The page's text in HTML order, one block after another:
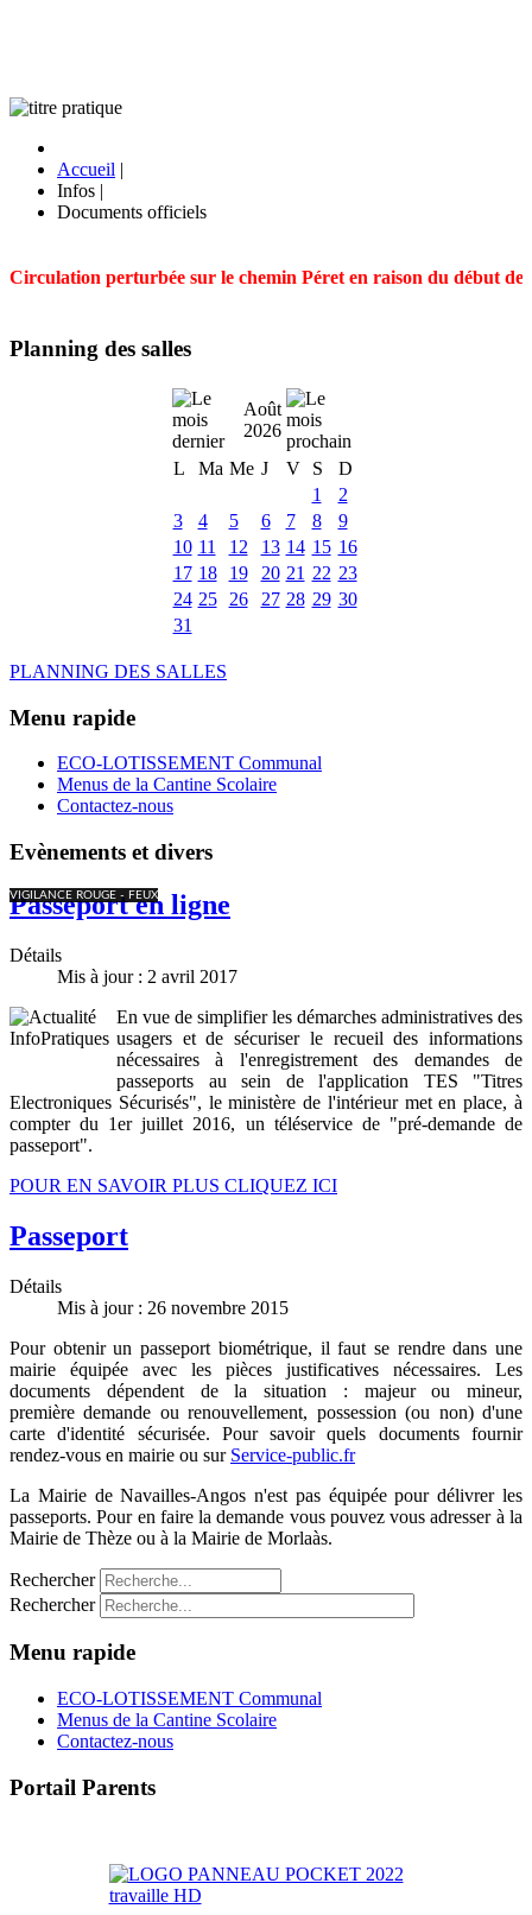
Accueil |
Infos |
Documents officiels
Circulation perturbée sur le chemin Péret en raison du début
Planning des salles
Août
2026
L
Ma Me J V S
D
1
2
3
4 5 6 7 8
9
10 11 12 13 14 15 16
17 18 19 20 21 22 23
24 25 26 27 28 29 30
31
PLANNING DES SALLES
Menu rapide
ECO-LOTISSEMENT Communal
Menus de la Cantine Scolaire
Contactez-nous
Evènements et divers
VIGILANCE ROUGE - FEUX
Passeport en ligne
Détails
Mis à jour : 2 avril 2017
En vue de simplifier les démarches administratives des
usagers et de sécuriser le recueil des informations
nécessaires à l'enregistrement des demandes de
passeports au sein de l'application TES "Titres
Electroniques Sécurisés", le ministère de l'intérieur met en place, à
compter du 1er juillet 2016, un téléservice de "pré-demande de
passeport".
POUR EN SAVOIR PLUS CLIQUEZ ICI
Passeport
Détails
Mis à jour : 26 novembre 2015
Pour obtenir un passeport biométrique, il faut se rendre dans une
mairie équipée avec les pièces justificatives nécessaires. Les
documents dépendent de la situation : majeur ou mineur,
première demande ou renouvellement, possession (ou non) d'une
carte d'identité sécurisée. Pour savoir quels documents fournir
rendez-vous en mairie ou sur Service-public.fr
La Mairie de Navailles-Angos n'est pas équipée pour délivrer les
passeports. Pour en faire la demande vous pouvez vous adresser à la
Mairie de Thèze ou à la Mairie de Morlaàs.
Rechercher
Rechercher
Menu rapide
ECO-LOTISSEMENT Communal
Menus de la Cantine Scolaire
Contactez-nous
Portail Parents